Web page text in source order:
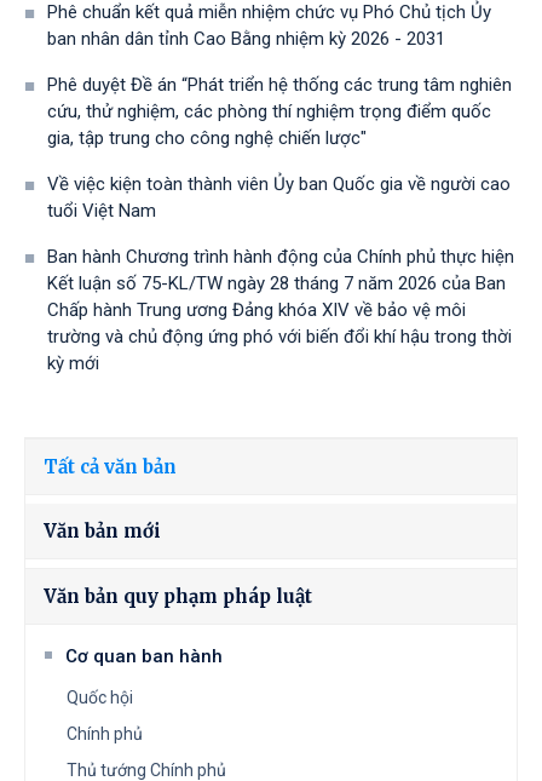
Phê chuẩn kết quả miễn nhiệm chức vụ Phó Chủ tịch Ủy
ban nhân dân tỉnh Cao Bằng nhiệm kỳ 2026 - 2031
Phê duyệt Đề án “Phát triển hệ thống các trung tâm nghiên
cứu, thử nghiệm, các phòng thí nghiệm trọng điểm quốc
gia, tập trung cho công nghệ chiến lược"
Về việc kiện toàn thành viên Ủy ban Quốc gia về người cao
tuổi Việt Nam
Ban hành Chương trình hành động của Chính phủ thực hiện
Kết luận số 75-KL/TW ngày 28 tháng 7 năm 2026 của Ban
Chấp hành Trung ương Đảng khóa XIV về bảo vệ môi
trường và chủ động ứng phó với biến đổi khí hậu trong thời
kỳ mới
Tất cả văn bản
Văn bản mới
Văn bản quy phạm pháp luật
Cơ quan ban hành
Quốc hội
Chính phủ
Thủ tướng Chính phủ